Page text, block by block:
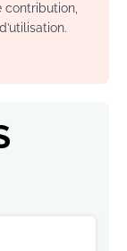
contribution,